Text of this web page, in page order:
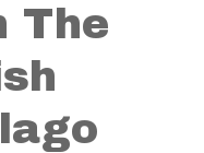
The